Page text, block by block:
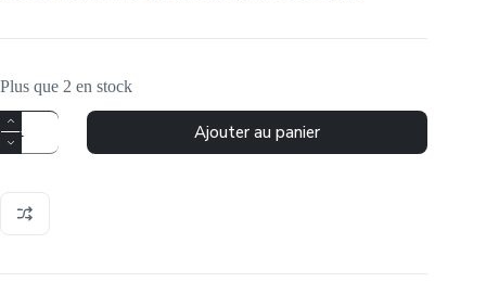
Plus que 2 en stock
quantité
de
Gourde
inox
850
ml
Ajouter au panier